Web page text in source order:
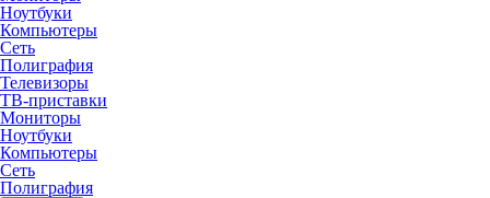
Ноутбуки
Компьютеры
Сеть
Полиграфия
Телевизоры
ТВ-приставки
Мониторы
Ноутбуки
Компьютеры
Сеть
Полиграфия